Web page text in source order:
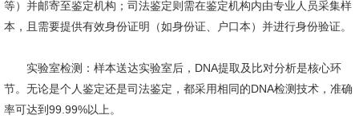
等）并邮寄至鉴定机构；司法鉴定则需在鉴定机构内由专业人员采集样
本，且需要提供有效身份证明（如身份证、户口本）并进行身份验证。
实验室检测：样本送达实验室后，DNA提取及比对分析是核心环
节。无论是个人鉴定还是司法鉴定，都采用相同的DNA检测技术，准确
率可达到99.99%以上。